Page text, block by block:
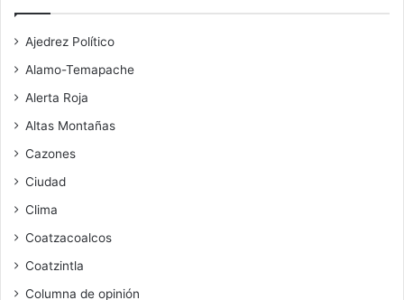
Ajedrez Político
Alamo-Temapache
Alerta Roja
Altas Montañas
Cazones
Ciudad
Clima
Coatzacoalcos
Coatzintla
Columna de opinión